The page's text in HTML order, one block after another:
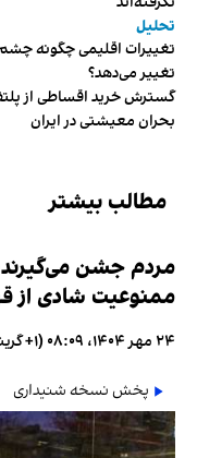
تحلیل
تغییرات اقلیمی چگونه
تغییر می‌دهد؟
گسترش خرید اقساطی از
بحران معیشتی در ایران
مطالب بیشتر
مردم جشن
ممنوعیت شادی از
۲۴ مهر ۱۴۰۴، ۰۸:۰۹ (‎+۱ گرینویچ)
پخش نسخه شنیداری